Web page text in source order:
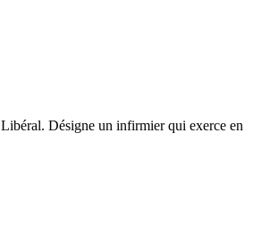
Désigne un infirmier qui exerce en